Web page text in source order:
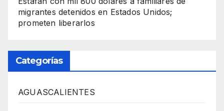
migrantes detenidos en Estados Unidos;
prometen liberarlos
Categorías
AGUASCALIENTES